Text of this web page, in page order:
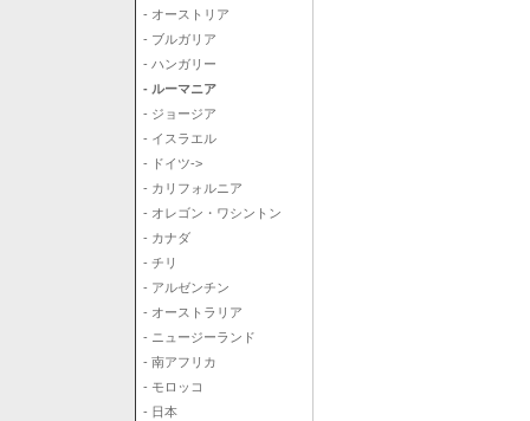
- オーストリア
- ブルガリア
- ハンガリー
- ルーマニア
- ジョージア
- イスラエル
- ドイツ->
- カリフォルニア
- オレゴン・ワシントン
- カナダ
- チリ
- アルゼンチン
- オーストラリア
- ニュージーランド
- 南アフリカ
- モロッコ
- 日本